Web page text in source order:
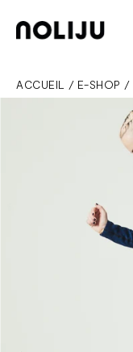
ACCUEIL / E-SHOP /